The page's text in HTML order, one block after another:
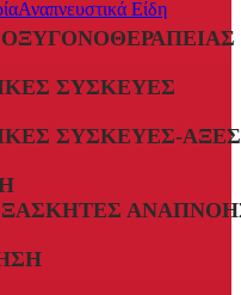
Αναπνευστικά Είδη
ΣΥΣΚΕΥΈΣ
ΣΥΣΚΕΥΈΣ-